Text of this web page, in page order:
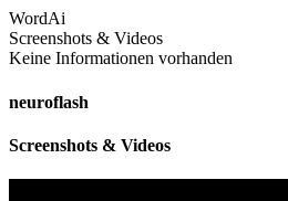
WordAi
Screenshots & Videos
Keine Informationen vorhanden
neuroflash
Screenshots & Videos